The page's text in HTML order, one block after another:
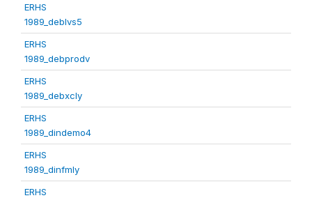
ERHS
1989_deblvs5
ERHS
1989_debprodv
ERHS
1989_debxcly
ERHS
1989_dindemo4
ERHS
1989_dinfmly
ERHS